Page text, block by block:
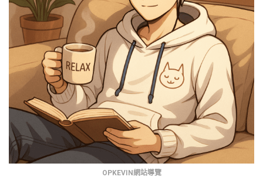
OPKEVIN網站導覽